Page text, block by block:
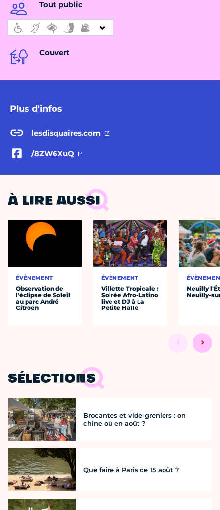
Tout public
Couvert
Plus d'infos
lesdisquaires.com
/8ZW6XuQ
À LIRE AUSSI
ÉVÈNEMENT
Observation de
l'éclipse de Soleil
au parc André
Citroën
ÉVÈNEMENT
Villette Tropicale :
Soirée Afro-Latino
live et DJ à La
Petite Halle
Neuilly
Neuilly-
SÉLECTIONS
Brocantes et vide-greniers : on
chine où en août ?
Que faire à Paris ce 15 août ?